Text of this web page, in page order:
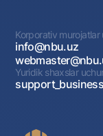
Korporativ murojatlar
info@nbu.uz
Yuridik shaxslar